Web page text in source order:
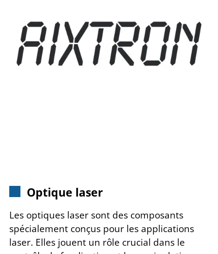
Optique laser
Les optiques laser sont des composants
spécialement conçus pour les applications
laser. Elles jouent un rôle crucial dans le